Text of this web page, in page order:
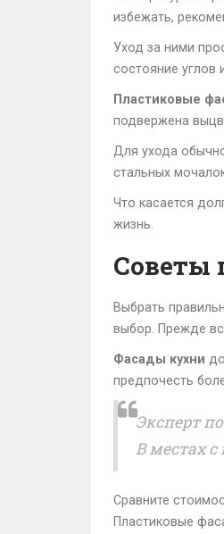
избежать,
Уход за ними
состояние
Пластиковые
подвержена
Для ухода
стальных
Что касается
жизнь.
Советы
Выбрать
выбор. Прежде
Фасады кухни
предпочесть
Эксперт
В местах
Сравните
Пластиковые